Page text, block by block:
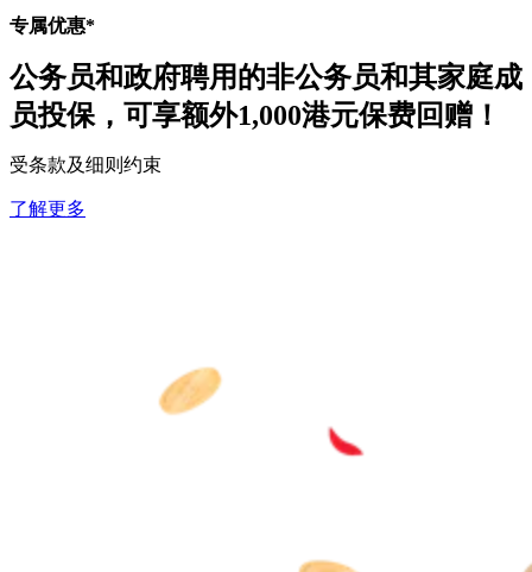
专属优惠*
公务员和政府聘用的非公务员和其家庭成
员投保，可享额外1,000港元保费回赠 ！
受条款及细则约束
了解更多